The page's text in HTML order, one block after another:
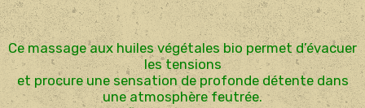
Ce massage aux huiles végétales bio permet d’évacuer
les tensions
et procure une sensation de profonde détente dans
une atmosphère feutrée.